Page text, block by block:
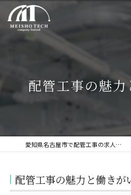
配管工事の魅力
愛知県名古屋市で配管工事の求人なら株式会社名翔テック
配管工事の魅力と働きが